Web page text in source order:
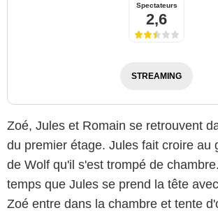
Spectateurs
2,6
STREAMING
Zoé, Jules et Romain se retrouvent
du premier étage. Jules fait croire au
de Wolf qu'il s'est trompé de
temps que Jules se prend la tête
Zoé entre dans la chambre et tente